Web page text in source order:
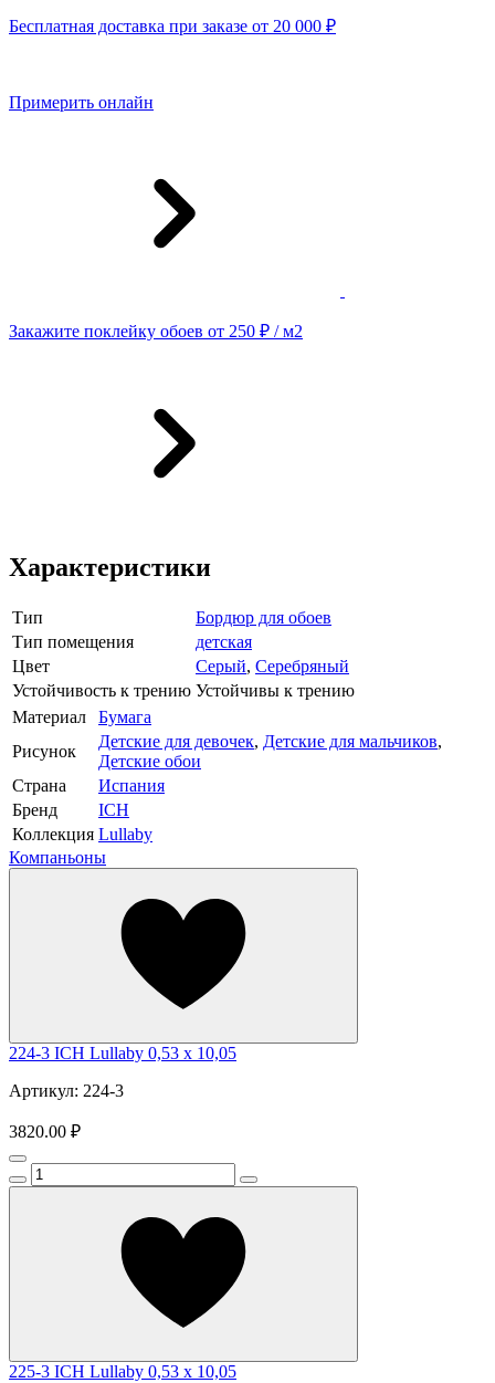
Бесплатная доставка при заказе от 20 000 ₽
Примерить онлайн
Закажите поклейку обоев от 250 ₽ / м2
Характеристики
Тип
Бордюр для обоев
Тип помещения
детская
Цвет
Серый, Серебряный
Устойчивость к трению Устойчивы к трению
Материал
Бумага
Рисунок
Детские для девочек, Детские для мальчиков,
Детские обои
Страна
Испания
Бренд
ICH
Коллекция Lullaby
Компаньоны
224-3 ICH Lullaby 0,53 x 10,05
Артикул: 224-3
3820.00 ₽
225-3 ICH Lullaby 0,53 x 10,05